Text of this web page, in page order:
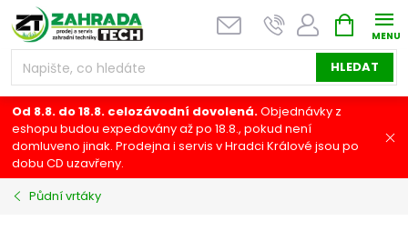
Přejít
na
obsah
HLEDAT
NÁKUPNÍ
KOŠÍK
Od 8.8. do 18.8. celozávodní dovolená.Objednávky z
eshopu budou expedovány až po 18.8., pokud není
domluveno jinak. Prodejna i servis v Hradci Králové jsou po
dobu CD uzavřeny.
Půdní vrtáky